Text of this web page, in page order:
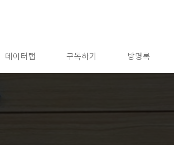
데이터랩 구독하기 방명록